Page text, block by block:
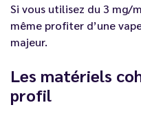
Si vous utilisez du 3 mg/
même profiter d’une
majeur.
Les matériels
profil